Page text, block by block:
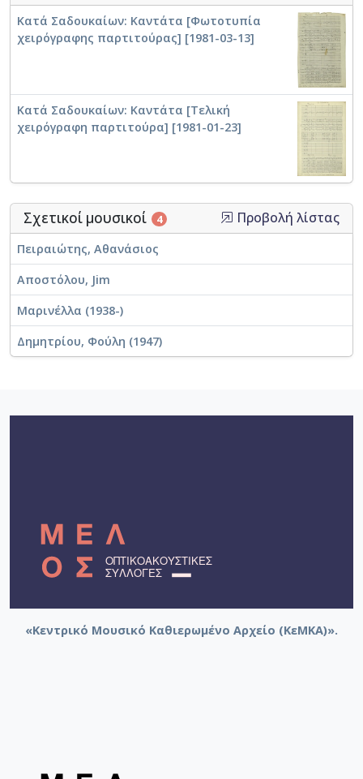
Κατά Σαδουκαίων: Καντάτα [Φωτοτυπία
χειρόγραφης παρτιτούρας] [1981-03-13]
Κατά Σαδουκαίων: Καντάτα [Τελική
χειρόγραφη παρτιτούρα] [1981-01-23]
Σχετικοί μουσικοί 4 Προβολή λίστας
Πειραιώτης, Αθανάσιος
Αποστόλου, Jim
Μαρινέλλα (1938-)
Δημητρίου, Φούλη (1947)
«Κεντρικό Μουσικό Καθιερωμένο Αρχείο (ΚεΜΚΑ)».